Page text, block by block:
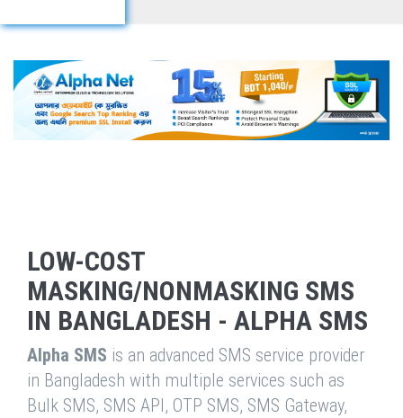
LOW-COST
MASKING/NONMASKING SMS
IN BANGLADESH - ALPHA SMS
Alpha SMS is an advanced SMS service provider
in Bangladesh with multiple services such as
Bulk SMS, SMS API, OTP SMS, SMS Gateway,